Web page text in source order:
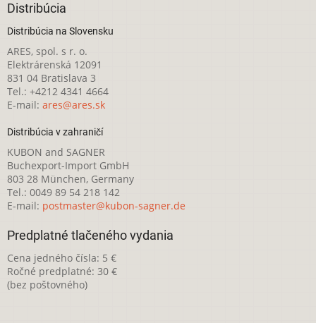
Distribúcia
Distribúcia na Slovensku
ARES, spol. s r. o.
Elektrárenská 12091
831 04 Bratislava 3
Tel.: +4212 4341 4664
E-mail: ares@ares.sk
Distribúcia v zahraničí
KUBON and SAGNER
Buchexport-Import GmbH
803 28 München, Germany
Tel.: 0049 89 54 218 142
E-mail: postmaster@kubon-sagner.de
Predplatné tlačeného vydania
Cena jedného čísla: 5 €
Ročné predplatné: 30 €
(bez poštovného)